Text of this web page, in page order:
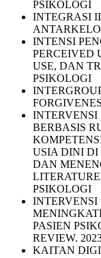
PSIKOLOGI
INTEGRASI
INTENSI
PERCEIVED
USE, DAN
PSIKOLOGI
INTERVENSI
BERBASIS
USIA DINI DI
DAN
LITERATURE
PSIKOLOGI
INTERVENSI
PASIEN
REVIEW.
KAITAN